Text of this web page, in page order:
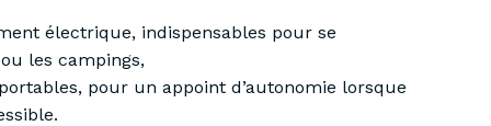
électrique, indispensables pour se
les campings,
pour un appoint d’autonomie lorsque